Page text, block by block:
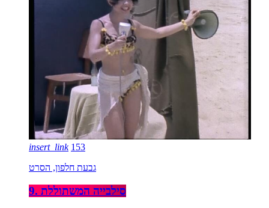
insert_link 153
גבעת חלפון, הסרט
9. סילבייה המשתוללת